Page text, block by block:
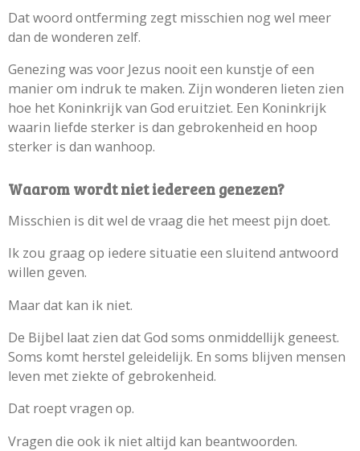
Dat woord ontferming zegt misschien nog wel meer
dan de wonderen zelf.
Genezing was voor Jezus nooit een kunstje of een
manier om indruk te maken. Zijn wonderen lieten zien
hoe het Koninkrijk van God eruitziet. Een Koninkrijk
waarin liefde sterker is dan gebrokenheid en hoop
sterker is dan wanhoop.
Waarom wordt niet iedereen genezen?
Misschien is dit wel de vraag die het meest pijn doet.
Ik zou graag op iedere situatie een sluitend antwoord
willen geven.
Maar dat kan ik niet.
De Bijbel laat zien dat God soms onmiddellijk geneest.
Soms komt herstel geleidelijk. En soms blijven mensen
leven met ziekte of gebrokenheid.
Dat roept vragen op.
Vragen die ook ik niet altijd kan beantwoorden.